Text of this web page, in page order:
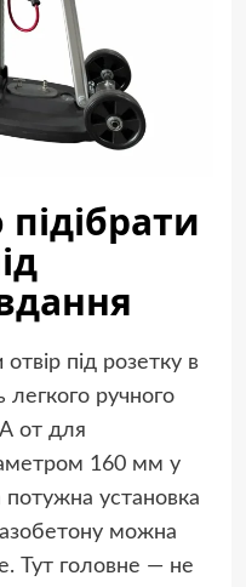
під розетку в
легкого ручного
от для
160 мм у
потужна установка
можна
Тут головне — не